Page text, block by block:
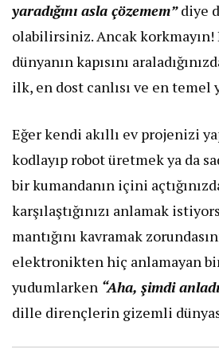
yaradığını asla çözemem”diye
olabilirsiniz. Ancak korkmayın!
dünyanın kapısını
ilk, en dost canlısı ve en temel
​Eğer kendi akıllı ev projenizi
kodlayıp robot üretmek ya da
bir kumandanın içini
karşılaştığınızı anlamak
mantığını kavramak
elektronikten hiç anlamayan
yudumlarken “Aha, şimdi
dille dirençlerin gizemli